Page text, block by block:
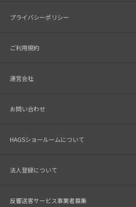
プライバシーポリシー
ご利用規約
運営会社
お問い合わせ
HAGSショールームについて
法人登録について
反響送客サービス事業者募集